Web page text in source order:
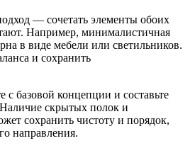
— сочетать элементы обоих
Например, минималистичная
в виде мебели или светильников.
и сохранить
с базовой концепции и составьте
скрытых полок и
сохранить чистоту и порядок,
направления.